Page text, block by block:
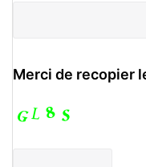
Merci de recopier